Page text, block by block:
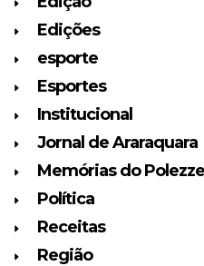
Edições
esporte
Esportes
Institucional
Jornal de Araraquara
Memórias do Polezze
Política
Receitas
Região